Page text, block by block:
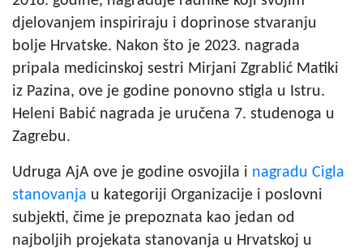
djelovanjem inspiriraju i doprinose stvaranju
bolje Hrvatske. Nakon što je 2023. nagrada
pripala medicinskoj sestri Mirjani Zgrablić Matiki
iz Pazina, ove je godine ponovno stigla u Istru.
Heleni Babić nagrada je uručena 7. studenoga u
Zagrebu.
Udruga AjA ove je godine osvojila i nagradu Cigla
stanovanja u kategoriji Organizacije i poslovni
subjekti, čime je prepoznata kao jedan od
najboljih projekata stanovanja u Hrvatskoj u